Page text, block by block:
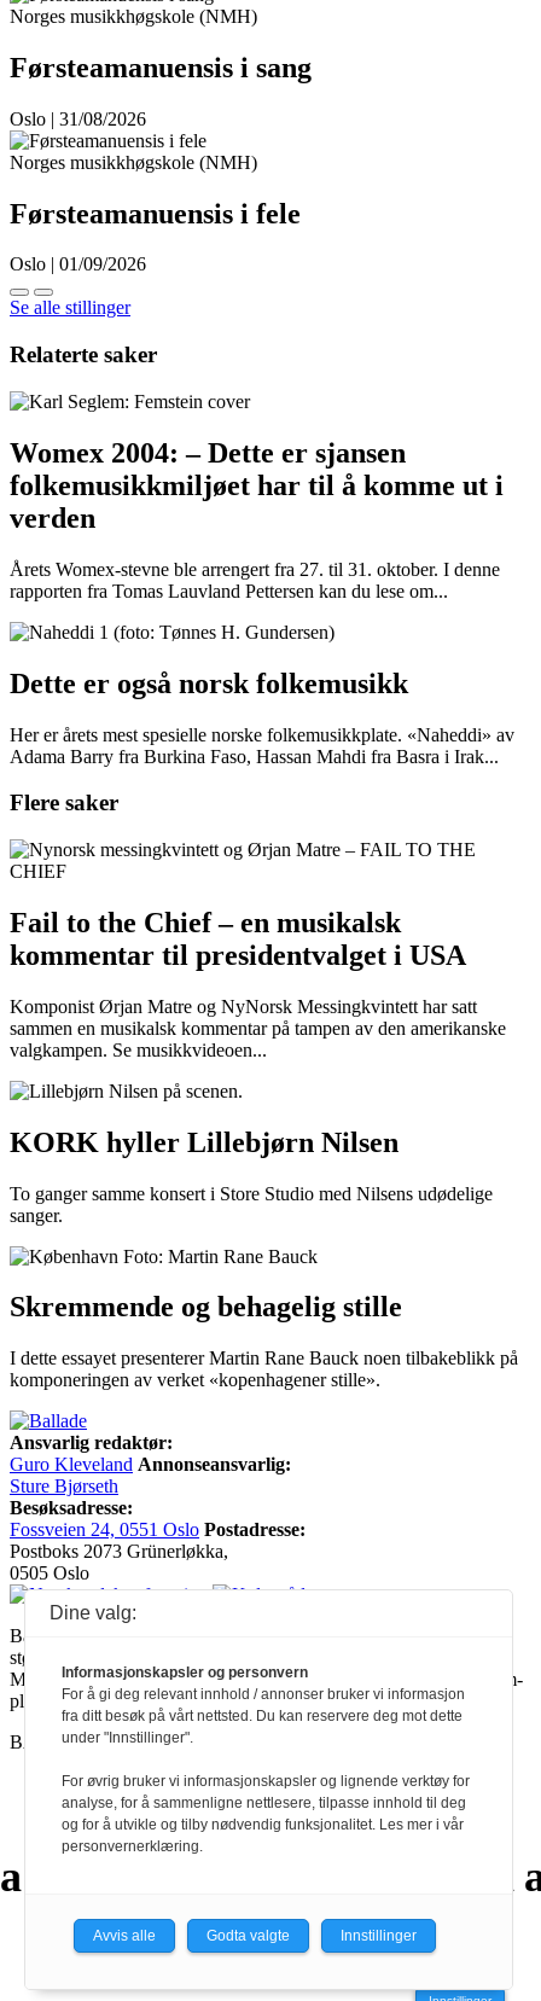
Norges musikkhøgskole (NMH)
Førsteamanuensis i sang
Oslo | 31/08/2026
Norges musikkhøgskole (NMH)
Førsteamanuensis i fele
Oslo | 01/09/2026
Se alle stillinger
Relaterte saker
Womex 2004: – Dette er sjansen
folkemusikkmiljøet har til å komme ut i
verden
Årets Womex-stevne ble arrengert fra 27. til 31. oktober. I denne
rapporten fra Tomas Lauvland Pettersen kan du lese om...
Dette er også norsk folkemusikk
Her er årets mest spesielle norske folkemusikkplate. «Naheddi» av
Adama Barry fra Burkina Faso, Hassan Mahdi fra Basra i Irak...
Flere saker
Fail to the Chief – en musikalsk
kommentar til presidentvalget i USA
Komponist Ørjan Matre og NyNorsk Messingkvintett har satt
sammen en musikalsk kommentar på tampen av den amerikanske
valgkampen. Se musikkvideoen...
KORK hyller Lillebjørn Nilsen
To ganger samme konsert i Store Studio med Nilsens udødelige
sanger.
Skremmende og behagelig stille
I dette essayet presenterer Martin Rane Bauck noen tilbakeblikk på
komponeringen av verket «kopenhagener stille».
Ansvarlig redaktør:
Guro Kleveland Annonseansvarlig:
Sture Bjørseth
Besøksadresse:
Fossveien 24, 0551 Oslo Postadresse:
Postboks 2073 Grünerløkka,
0505 Oslo
Ballade mottar tilskudd fra Norsk kulturråd, i tillegg til økonomisk
støtte fra eierne NOPA, Norsk komponistforening og
Musikkforleggerne. Ballade drives etter Redaktør- og Vær Varsom-
plakaten.
BALLADE — NORGES MUSIKKMAGASIN
a
aaa
aa
aa
Dine valg:
Informasjonskapsler og personvern
For å gi deg relevant innhold / annonser bruker vi informasjon
fra ditt besøk på vårt nettsted. Du kan reservere deg mot dette
under "Innstillinger".
For øvrig bruker vi informasjonskapsler og lignende verktøy for
analyse, for å sammenligne nettlesere, tilpasse innhold til deg
og for å utvikle og tilby nødvendig funksjonalitet. Les mer i vår
personvernerklæring.
Avvis alle Godta valgte Innstillinger